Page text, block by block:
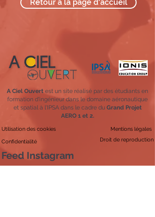
Retour à la page d'accueil
A Ciel Ouvert est un site réalisé par des étudiants en
formation d'ingénieur dans le domaine aéronautique
et spatial à l'IPSA dans le cadre du Grand Projet
AERO 1 et 2.
Utilisation des cookies
Confidentialité
Mentions légales
Droit de reproduction
Feed Instagram